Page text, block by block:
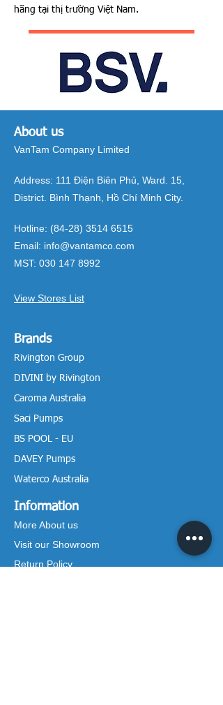
hãng tại thị trường Việt Nam.
About us
VanTam Company Limited
Address: 111 Điện Biên Phủ, Ward. 15,
District. Bình Thạnh, Hồ Chí Minh City.
Hotline: (84-28) 3514 6515
Email: info@vantamco.com
MST: 030 147 8992
View Stores List
Brands
Rivington Group
DIVINI by Rivington
Caroma Australia
Saci Pumps
BS POOL - EU
DAVEY Pumps
Waterco Australia
Information
More About us
Visit our Showroom
Return Policy